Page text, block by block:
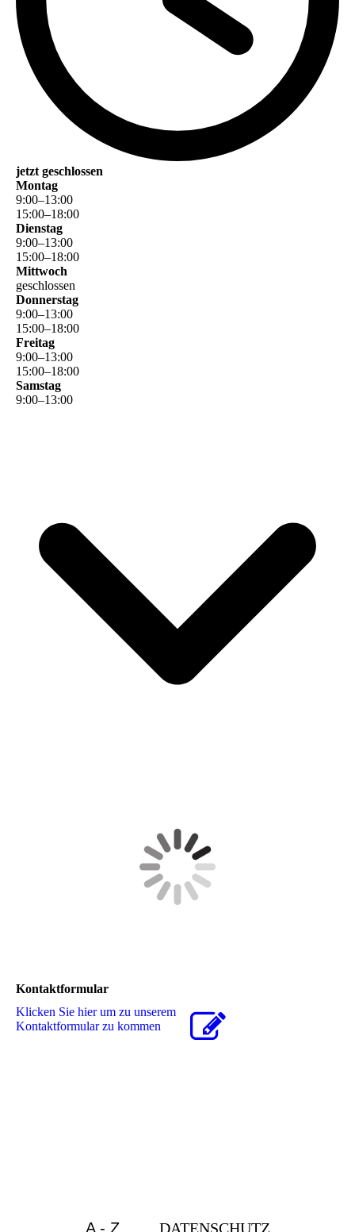
jetzt geschlossen
Montag
9:00–13:00
15:00–18:00
Dienstag
9:00–13:00
15:00–18:00
Mittwoch
geschlossen
Donnerstag
9:00–13:00
15:00–18:00
Freitag
9:00–13:00
15:00–18:00
Samstag
9:00–13:00
Kontaktformular
Klicken Sie hier um zu unserem
Kon­takt­for­mu­lar zu kommen
A - Z DATENSCHUTZ